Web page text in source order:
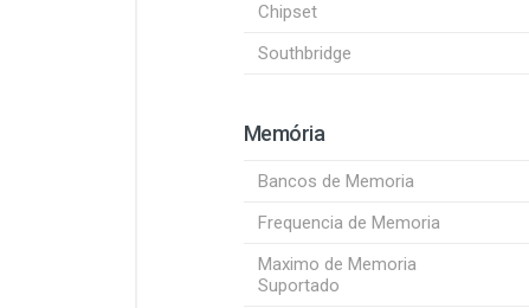
Chipset
Southbridge
Memória
Bancos de Memoria
Frequencia de Memoria
Maximo de Memoria
Suportado